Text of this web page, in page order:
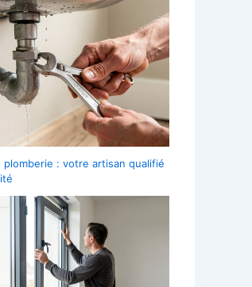
plomberie : votre artisan qualifié